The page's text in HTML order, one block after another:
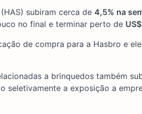
subiram cerca de 4,5% na
no final e terminar perto de
de compra para a Hasbro e
a brinquedos também
seletivamente a exposição a